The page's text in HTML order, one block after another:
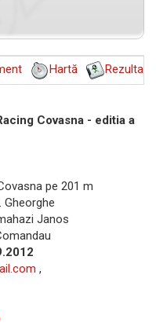
Hartă Rezultate
Covasna - editia a
pe 201 m
Janos
,